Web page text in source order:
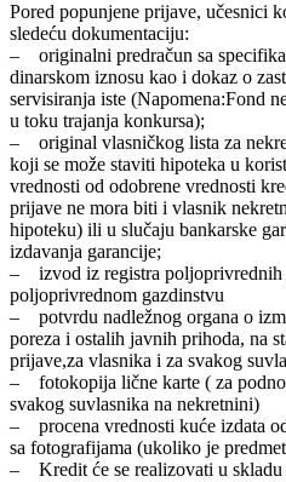
Pored popunjene prijave, učesnici
sledeću dokumentaciju:
– originalni predračun sa
dinarskom iznosu kao i dokaz o
servisiranja iste (Napomena:Fond
u toku trajanja konkursa);
– original vlasničkog lista za
koji se može staviti hipoteka u
vrednosti od odobrene vrednosti
prijave ne mora biti i vlasnik
hipoteku) ili u slučaju bankarske
izdavanja garancije;
– izvod iz registra poljoprivrednih
poljoprivrednom gazdinstvu
– potvrdu nadležnog organa o
poreza i ostalih javnih prihoda, na
prijave,za vlasnika i za svakog
– fotokopija lične karte ( za
svakog suvlasnika na nekretnini)
– procena vrednosti kuće izdata
sa fotografijama (ukoliko je
– Kredit će se realizovati u skladu